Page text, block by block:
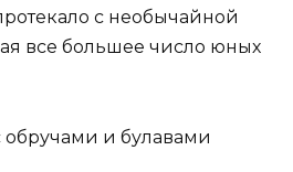
с необычайной
все большее число юных
обручами и булавами